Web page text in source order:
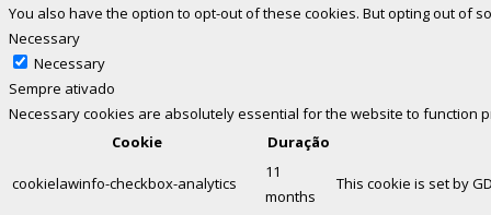
You also have the option to opt-out of these cookies. But opting out of
Necessary
Necessary
Sempre ativado
Necessary cookies are absolutely essential for the website to
Cookie
Duração
cookielawinfo-checkbox-analytics
11
months
This cookie is set by